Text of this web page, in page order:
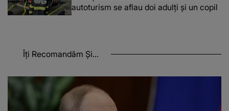
autoturism se aflau doi adulți și un copil
Îți Recomandăm Și...